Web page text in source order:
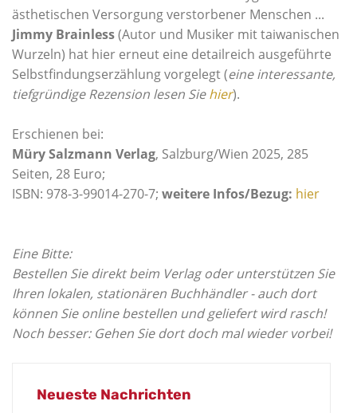
ästhetischen Versorgung verstorbener Menschen ...
Jimmy Brainless(Autor und Musiker mit taiwanischen
Wurzeln) hat hier erneut eine detailreich ausgeführte
Selbstfindungserzählung vorgelegt (eine interessante,
tiefgründige Rezension lesen Siehier).
Erschienen bei:
Müry Salzmann Verlag, Salzburg/Wien 2025, 285
Seiten, 28 Euro;
ISBN: 978-3-99014-270-7; weitere Infos/Bezug: hier
Eine Bitte:
Bestellen Sie direkt beim Verlag oder unterstützen Sie
Ihren lokalen, stationären Buchhändler - auch dort
können Sie online bestellen und geliefert wird rasch!
Noch besser: Gehen Sie dort doch mal wieder vorbei!
Neueste Nachrichten